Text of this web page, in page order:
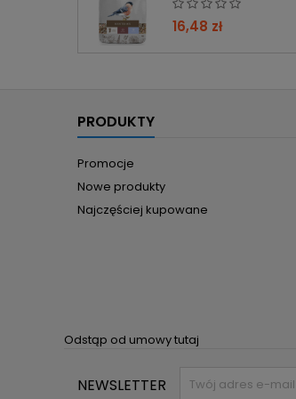
16,48 zł
PRODUKTY
Promocje
Nowe produkty
Najczęściej kupowane
Odstąp od umowy tutaj
NEWSLETTER